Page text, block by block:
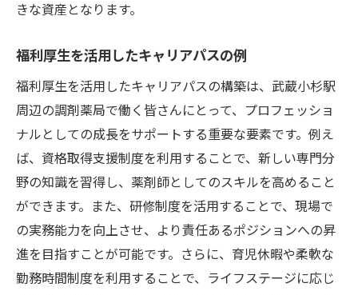
きな資産となります。
福利厚生を活用したキャリアパスの例
福利厚生を活用したキャリアパスの構築は、武蔵小杉駅
周辺の調剤薬局で働く皆さんにとって、プロフェッショ
ナルとしての成長をサポートする重要な要素です。例え
ば、資格取得支援制度を利用することで、新しい専門分
野の知識を習得し、薬剤師としてのスキルを高めること
ができます。また、研修制度を活用することで、現場で
の実務能力を向上させ、より責任あるポジションへの昇
進を目指すことが可能です。さらに、育児休暇や柔軟な
勤務時間制度を利用することで、ライフステージに応じ